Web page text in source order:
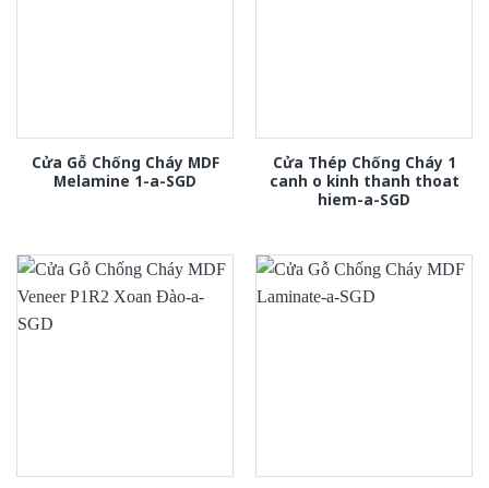
Cửa Gỗ Chống Cháy MDF
Melamine 1-a-SGD
Cửa Thép Chống Cháy 1
canh o kinh thanh thoat
hiem-a-SGD